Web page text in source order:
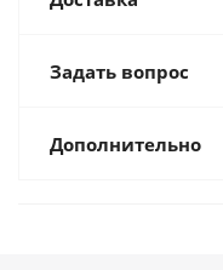
Задать вопрос
Дополнительно